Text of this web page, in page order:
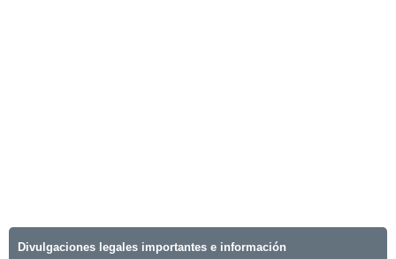
Divulgaciones legales importantes e información